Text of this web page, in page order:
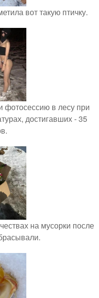
вот такую птичку.
в лесу при
достигавших - 35
на мусорки после